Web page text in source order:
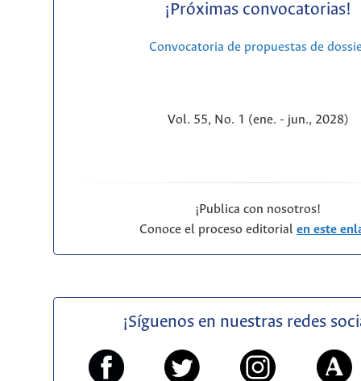
¡Próximas convocatorias!
Convocatoria de propuestas de
Vol. 55, No. 1 (ene. - jun., 2028)
¡Publica con nosotros!
Conoce el proceso editorialen este
¡Síguenos en nuestras redes